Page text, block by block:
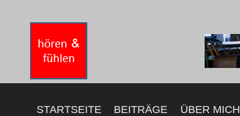
springen
STARTSEITE BEITRÄGE ÜBER MICH